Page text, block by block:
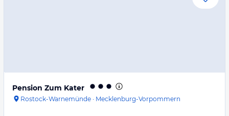
Pension Zum Kater
Rostock-Warnemünde · Mecklenburg-Vorpommern